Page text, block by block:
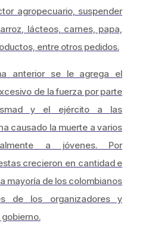
agropecuario, suspender
lácteos, carnes, papa,
entre otros pedidos.
anterior se le agrega el
de la fuerza por parte
y el ejército a las
causado la muerte a varios
a jóvenes. Por
crecieron en cantidad e
mayoría de los colombianos
de los organizadores y